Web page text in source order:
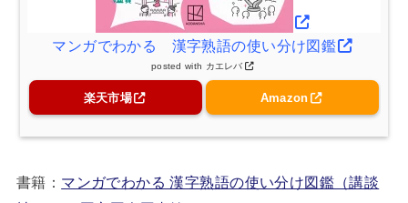
マンガでわかる 漢字熟語の使い分け図鑑
posted with カエレバ
楽天市場 Amazon
書籍： マンガでわかる 漢字熟語の使い分け図鑑（講談